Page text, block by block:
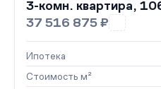
3-комн. квартира,
37 516 875 ₽
Ипотека
Стоимость м²